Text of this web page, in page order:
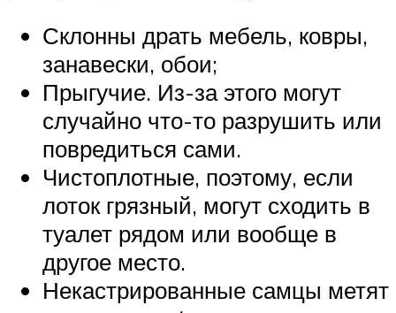
Склонны драть мебель, ковры,
занавески, обои;
Прыгучие. Из-за этого могут
случайно что-то разрушить или
повредиться сами.
Чистоплотные, поэтому, если
лоток грязный, могут сходить в
туалет рядом или вообще в
другое место.
Некастрированные самцы метят